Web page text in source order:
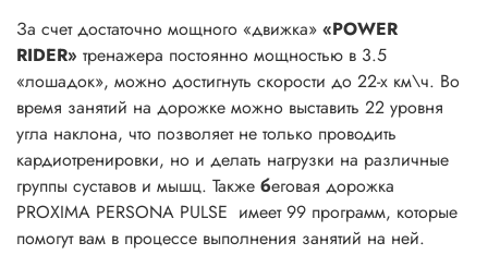
За счет достаточно мощного «движка» «POWER
RIDER» тренажера постоянно мощностью в 3.5
«лошадок», можно достигнуть скорости до 22-х км\ч. Во
время занятий на дорожке можно выставить 22 уровня
угла наклона, что позволяет не только проводить
кардиотренировки, но и делать нагрузки на различные
группы суставов и мышц. Также беговая дорожка
PROXIMA PERSONA PULSE имеет 99 программ, которые
помогут вам в процессе выполнения занятий на ней.